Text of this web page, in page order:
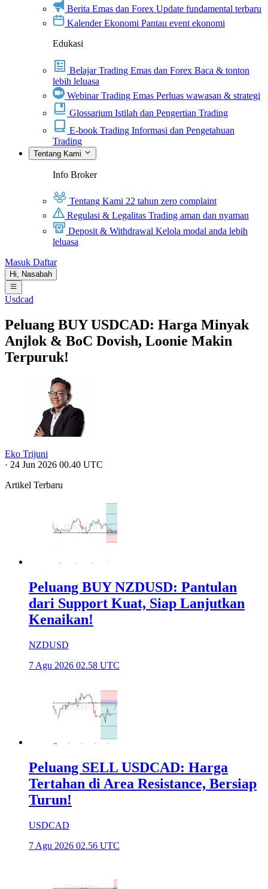
Berita Emas dan Forex Update fundamental terbaru
Kalender Ekonomi Pantau event ekonomi
Edukasi
Belajar Trading Emas dan Forex Baca & tonton
lebih leluasa
Webinar Trading Emas Perluas wawasan & strategi
Glossarium Istilah dan Pengertian Trading
E-book Trading Informasi dan Pengetahuan
Trading
Tentang Kami
Info Broker
Tentang Kami 22 tahun zero complaint
Regulasi & Legalitas Trading aman dan nyaman
Deposit & Withdrawal Kelola modal anda lebih
leluasa
Masuk Daftar
Hi, Nasabah
Usdcad
Peluang BUY USDCAD: Harga Minyak
Anjlok & BoC Dovish, Loonie Makin
Terpuruk!
Eko Trijuni
· 24 Jun 2026 00.40 UTC
Artikel Terbaru
Peluang BUY NZDUSD: Pantulan
dari Support Kuat, Siap Lanjutkan
Kenaikan!
NZDUSD
7 Agu 2026 02.58 UTC
Peluang SELL USDCAD: Harga
Tertahan di Area Resistance, Bersiap
Turun!
USDCAD
7 Agu 2026 02.56 UTC